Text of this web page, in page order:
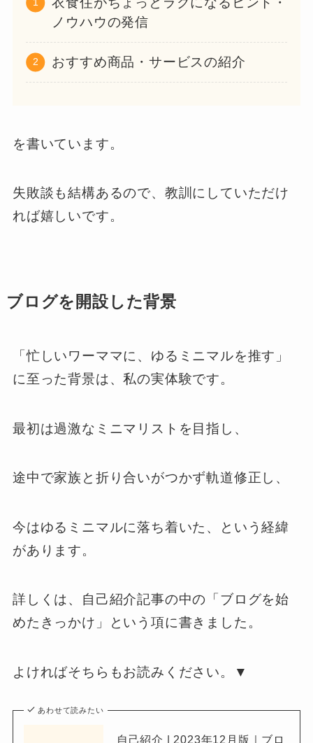
ノウハウの発信
おすすめ商品・サービスの紹介
を書いています。
失敗談も結構あるので、教訓にしていただけ
れば嬉しいです。
ブログを開設した背景
「忙しいワーママに、ゆるミニマルを推す」
に至った背景は、私の実体験です。
最初は過激なミニマリストを目指し、
途中で家族と折り合いがつかず軌道修正し、
今はゆるミニマルに落ち着いた、という経緯
があります。
詳しくは、自己紹介記事の中の「ブログを始
めたきっかけ」という項に書きました。
よければそちらもお読みください。▼
あわせて読みたい
自己紹介 | 2023年12月版｜ブロ